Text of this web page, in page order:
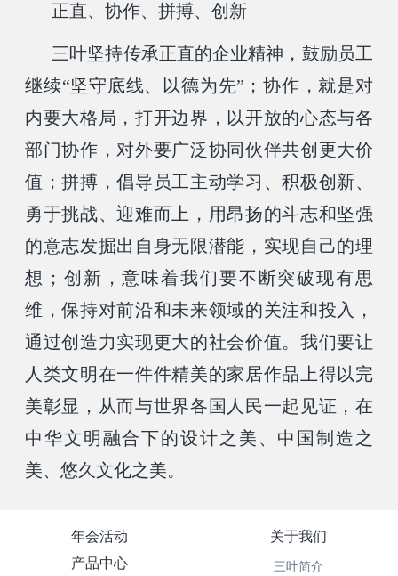
正直、协作、拼搏、创新
三叶坚持传承正直的企业精神，鼓励员工
继续“坚守底线、以德为先”；协作，就是对
内要大格局，打开边界，以开放的心态与各
部门协作，对外要广泛协同伙伴共创更大价
值；拼搏，倡导员工主动学习、积极创新、
勇于挑战、迎难而上，用昂扬的斗志和坚强
的意志发掘出自身无限潜能，实现自己的理
想；创新，意味着我们要不断突破现有思
维，保持对前沿和未来领域的关注和投入，
通过创造力实现更大的社会价值。我们要让
人类文明在一件件精美的家居作品上得以完
美彰显，从而与世界各国人民一起见证，在
中华文明融合下的设计之美、中国制造之
美、悠久文化之美。
年会活动 关于我们
三叶简介
产品中心